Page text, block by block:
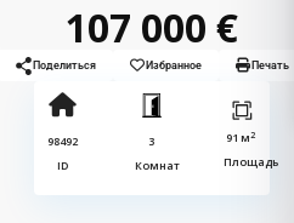
107 000 €
Поделиться Избранное Печать
98492
ID
3
Комнат
91 м2
Площадь